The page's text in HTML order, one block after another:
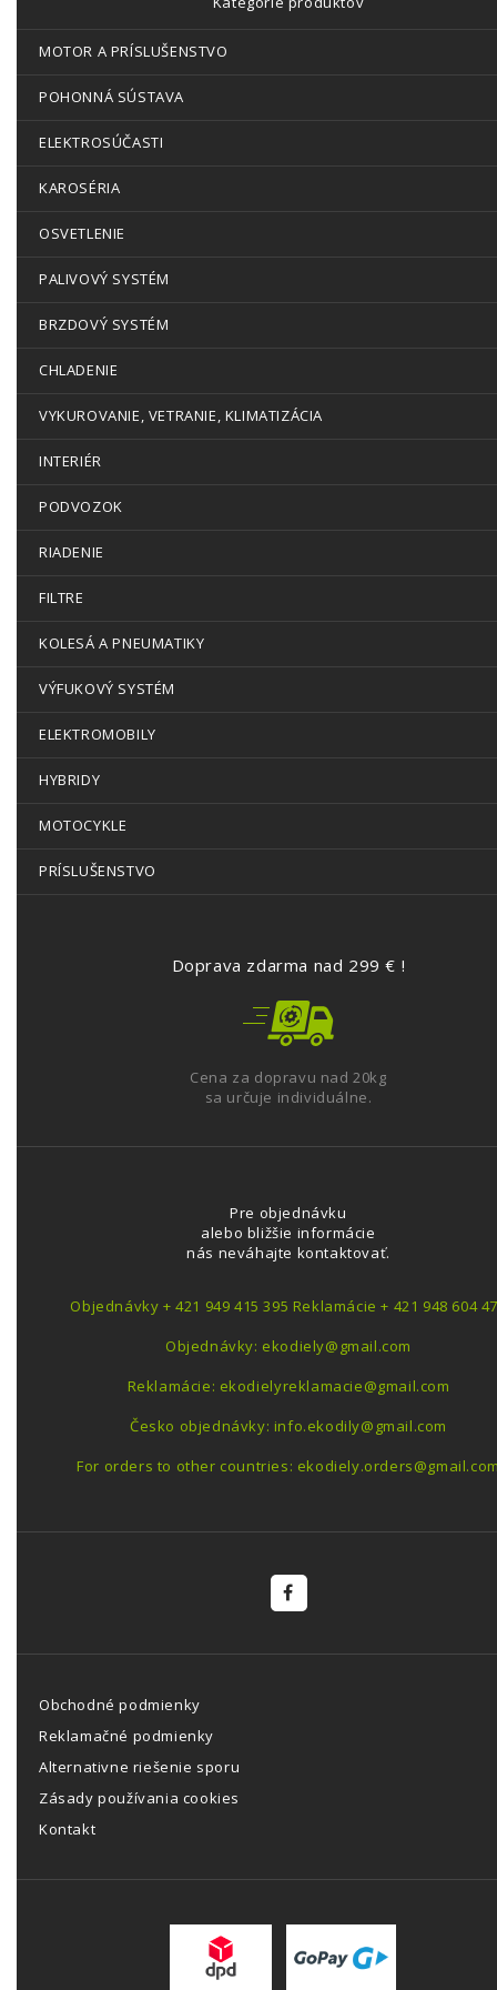
MOTOR A PRÍSLUŠENSTVO
POHONNÁ SÚSTAVA
ELEKTROSÚČASTI
KAROSÉRIA
OSVETLENIE
PALIVOVÝ SYSTÉM
BRZDOVÝ SYSTÉM
CHLADENIE
VYKUROVANIE, VETRANIE, KLIMATIZÁCIA
INTERIÉR
PODVOZOK
RIADENIE
FILTRE
KOLESÁ A PNEUMATIKY
VÝFUKOVÝ SYSTÉM
ELEKTROMOBILY
HYBRIDY
MOTOCYKLE
PRÍSLUŠENSTVO
Doprava zdarma nad 299 € !
Cena za dopravu nad 20kg
sa určuje individuálne.
Pre objednávku
alebo bližšie informácie
nás neváhajte kontaktovať.
Objednávky + 421 949 415 395 Reklamácie + 421 948 604
Objednávky: ekodiely@gmail.com
Reklamácie: ekodielyreklamacie@gmail.com
Česko objednávky: info.ekodily@gmail.com
For orders to other countries:
Obchodné podmienky
Reklamačné podmienky
Alternativne riešenie sporu
Zásady používania cookies
Kontakt